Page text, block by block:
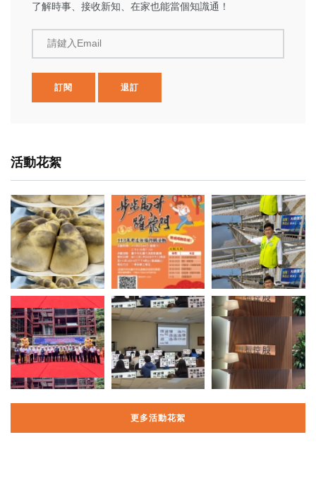
了解時事、接收新知、在家也能當個知識通！
請鍵入Email
訂閱 退訂
活動花絮
更多活動花絮